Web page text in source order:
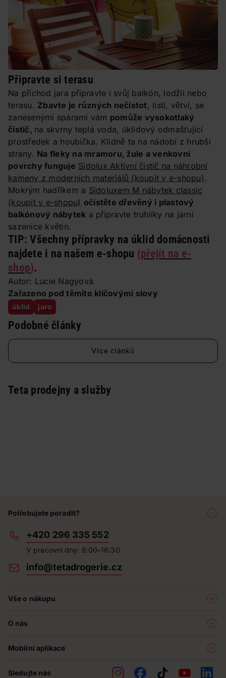
Připravte si terasu
Na příchod jara připravte i svůj balkón, lodžii nebo
terasu. Zbavte je různých nečistot, listí, větví, se
zanesenými spárami vám pomůže vysokotlaký
čistič, na skvrny teplá voda, úklidový odmašťující
prostředek a houbička. Klidně ta na nádobí z hrubší
strany. Na fleky na mramoru, žule a venkovní
povrchy funguje Sidolux Aktivní čistič na náhrobní
kameny z moderních materiálů (koupit v e-shopu).
Mokrým hadříkem a Sidoluxem M nábytek classic
(koupit v e-shopu) očistěte dřevěný i plastový
balkónový nábytek a připravte truhlíky na jarní
sazenice květin.
TIP: Všechny přípravky na úklid domácnosti
najdete i na našem e-shopu (přejít na e-
shop).
Autor: Lucie Nagyová
Zařazeno pod těmito klíčovými slovy
úklid jaro
Podobné články
Více článků
Teta prodejny a služby
Potřebujete poradit?
+420 296 335 552
V pracovní dny: 8:00–16:30
info@tetadrogerie.cz
Vše o nákupu
Prodejny
Obchodní podmínky
O nás
Teta pomáhá
Mobilní aplikace
Sledujte nás